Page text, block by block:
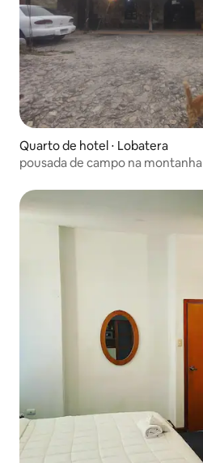
Quarto de hotel ⋅ Lobatera
pousada de campo na montanha